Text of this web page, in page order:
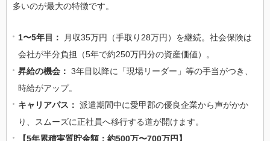
多いのが最大の特徴です。
1〜5年目：
月収35万円（手取り28万円）を継続。社会保険は
会社が半分負担（5年で約250万円分の資産価値）。
昇給の機会： 3年目以降に「現場リーダー」等の手当がつき、
時給がアップ。
キャリアパス： 派遣期間中に愛甲郡の優良企業から声がかか
り、スムーズに正社員へ移行する道が開けます。
【5年累積実質貯金額：約500万〜700万円】